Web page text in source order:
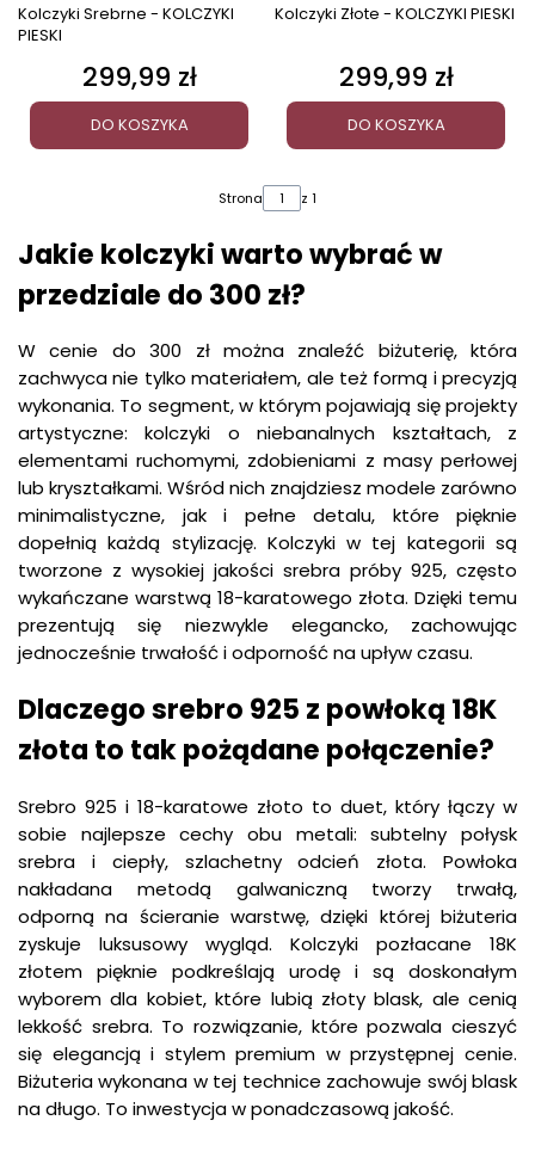
Kolczyki Srebrne - KOLCZYKI
PIESKI
Cena
299,99 zł
DO KOSZYKA
Kolczyki Złote - KOLCZYKI PIESKI
Cena
299,99 zł
DO KOSZYKA
Strona z 1
Jakie kolczyki warto wybrać w
przedziale do 300 zł?
W cenie do 300 zł można znaleźć biżuterię, która
zachwyca nie tylko materiałem, ale też formą i precyzją
wykonania. To segment, w którym pojawiają się projekty
artystyczne: kolczyki o niebanalnych kształtach, z
elementami ruchomymi, zdobieniami z masy perłowej
lub kryształkami. Wśród nich znajdziesz modele zarówno
minimalistyczne, jak i pełne detalu, które pięknie
dopełnią każdą stylizację. Kolczyki w tej kategorii są
tworzone z wysokiej jakości srebra próby 925, często
wykańczane warstwą 18-karatowego złota. Dzięki temu
prezentują się niezwykle elegancko, zachowując
jednocześnie trwałość i odporność na upływ czasu.
Dlaczego srebro 925 z powłoką 18K
złota to tak pożądane połączenie?
Srebro 925 i 18-karatowe złoto to duet, który łączy w
sobie najlepsze cechy obu metali: subtelny połysk
srebra i ciepły, szlachetny odcień złota. Powłoka
nakładana metodą galwaniczną tworzy trwałą,
odporną na ścieranie warstwę, dzięki której biżuteria
zyskuje luksusowy wygląd. Kolczyki pozłacane 18K
złotem pięknie podkreślają urodę i są doskonałym
wyborem dla kobiet, które lubią złoty blask, ale cenią
lekkość srebra. To rozwiązanie, które pozwala cieszyć
się elegancją i stylem premium w przystępnej cenie.
Biżuteria wykonana w tej technice zachowuje swój blask
na długo. To inwestycja w ponadczasową jakość.